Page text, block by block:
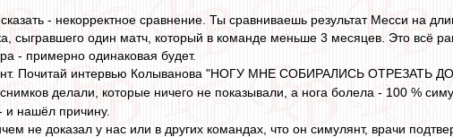
- некорректное сравнение. Ты сравниваешь результат Месси на
сыгравшего один матч, который в команде меньше 3 месяцев. Это всё
- примерно одинаковая будет.
Почитай интервью Колыванова "НОГУ МНЕ СОБИРАЛИСЬ ОТРЕЗАТЬ
снимков делали, которые ничего не показывали, а нога болела - 100 %
нашёл причину.
не доказал у нас или в других командах, что он симулянт, врачи